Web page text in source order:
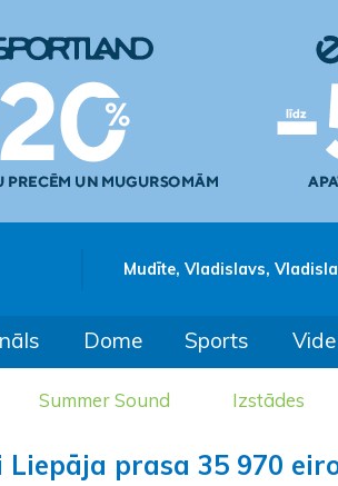
Mudīte, Vladislavs,
Dome Sports Vide
Summer Sound Izstādes
prasa 35 970